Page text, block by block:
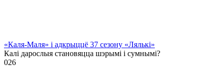
«Каля-Маля» і адкрыццё 37 сезону «Лялькі»
Калі дарослыя становяцца шэрымі і сумнымі?
026